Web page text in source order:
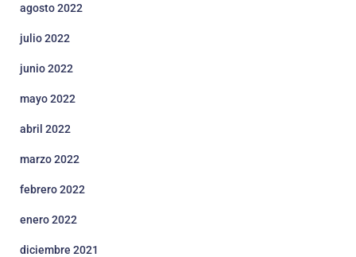
agosto 2022
julio 2022
junio 2022
mayo 2022
abril 2022
marzo 2022
febrero 2022
enero 2022
diciembre 2021